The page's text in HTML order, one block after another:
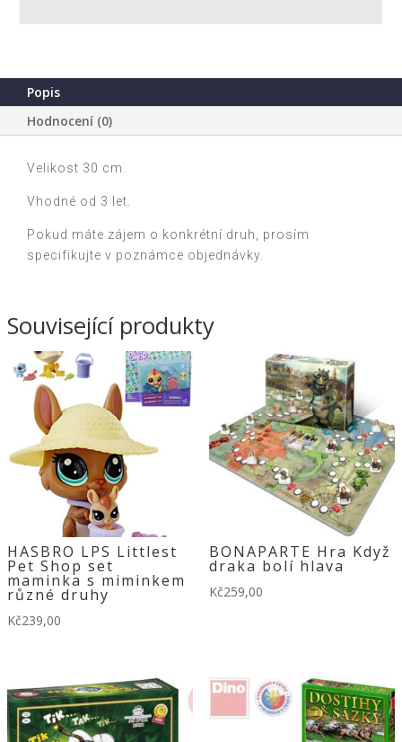
Popis
Hodnocení (0)
Velikost 30 cm.
Vhodné od 3 let.
Pokud máte zájem o konkrétní druh, prosím
specifikujte v poznámce objednávky.
Související produkty
HASBRO LPS Littlest
Pet Shop set
maminka s miminkem
různé druhy
Kč239,00
BONAPARTE Hra Když
draka bolí hlava
Kč259,00